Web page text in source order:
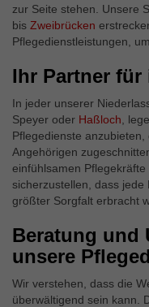
zur Seite stehen. Unsere
bis Zweibrücken
Pflegedienstleistungen,
Ihr Partner
In jeder unserer
Speyer oder Haßloch ,
Pflegedienste
Angehörigen
einfühlsamen
sicherzustellen, dass
größter Sorgfalt erbracht
Beratung und
unsere
Wir verstehen, dass die
überwältigend sein kann.